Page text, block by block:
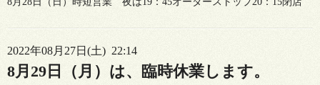
2022年08月27日(土) 22:14
8月29日（月）は、臨時休業します。